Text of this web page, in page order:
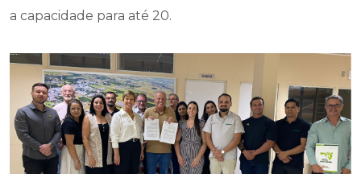
a capacidade para até 20.